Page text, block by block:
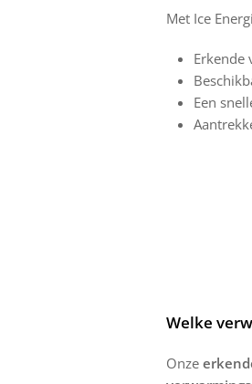
Met Ice
Erkende
Een
Welke
Onze